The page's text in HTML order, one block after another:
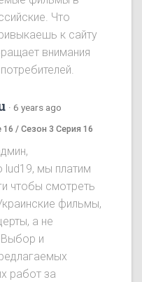
Что
к сайту
внимания
· 6 years ago
16 / Сезон 3 Серия 16
мы платим
чтобы смотреть
фильмы,
а не
и
работ за